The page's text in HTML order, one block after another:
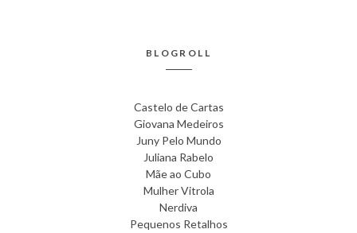
BLOGROLL
Castelo de Cartas
Giovana Medeiros
Juny Pelo Mundo
Juliana Rabelo
Mãe ao Cubo
Mulher Vitrola
Nerdiva
Pequenos Retalhos